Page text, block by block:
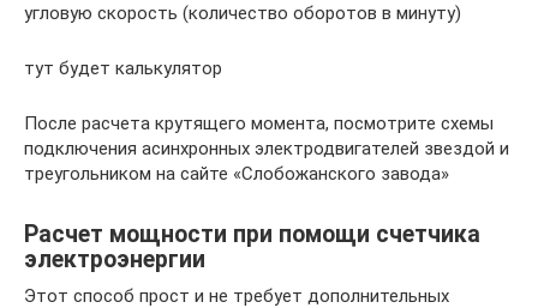
угловую скорость (количество оборотов в минуту)
тут будет калькулятор
После расчета крутящего момента, посмотрите схемы
подключения асинхронных электродвигателей звездой и
треугольником на сайте «Слобожанского завода»
Расчет мощности при помощи счетчика
электроэнергии
Этот способ прост и не требует дополнительных